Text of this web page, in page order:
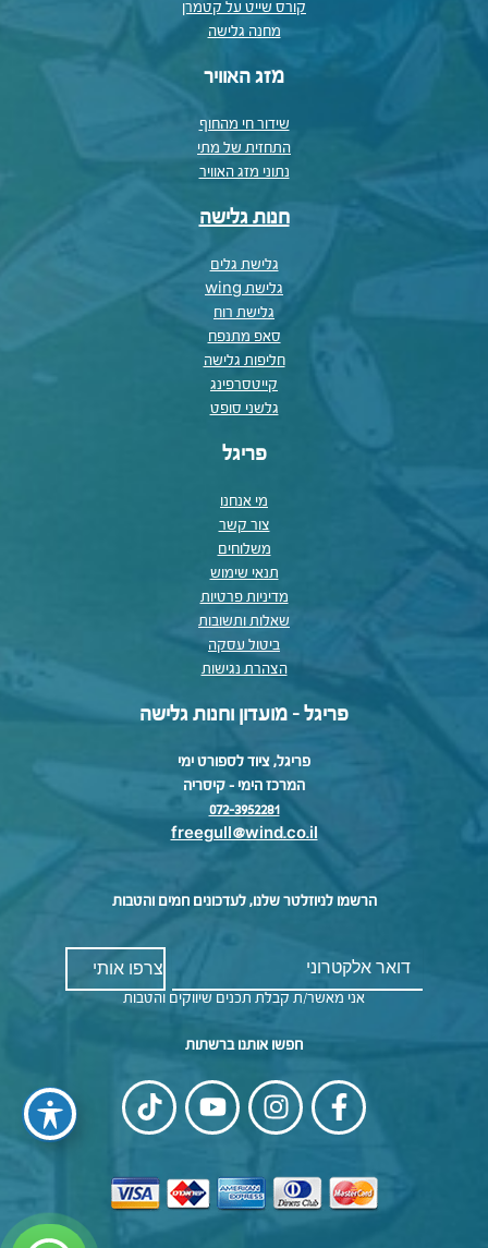
קורס שייט על קטמרן
מחנה גלישה
מזג האוויר
שידור חי מהחוף
התחזית של מתי
נתוני מזג האוויר
חנות גלישה
גלישת גלים
גלישת wing
גלישת רוח
סאפ מתנפח
חליפות גלישה
קייטסרפינג
גלשני סופט
פריגל
מי אנחנו
צור קשר
משלוחים
תנאי שימוש
מדיניות פרטיות
שאלות ותשובות
ביטול עסקה
הצהרת נגישות
פריגל - מועדון וחנות גלישה
פריגל, ציוד לספורט ימי
המרכז הימי – קיסריה
072-3952281
freegull@wind.co.il
הרשמו לניוזלטר שלנו, לעדכונים חמים והטבות
אני מאשר/ת קבלת תכנים שיווקים והטבות
חפשו אותנו ברשתות